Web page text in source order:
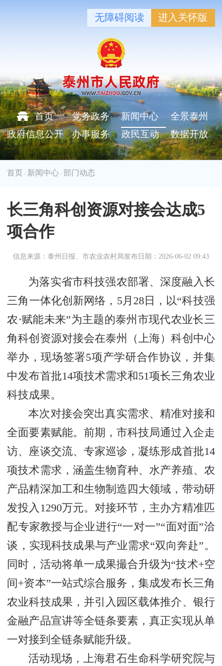
无障碍阅读 进入关怀版
首页 党务政务 新闻中心
全景泰州
政府信息公开
办事服务 政民互动 数据开放
首页 > 新闻中心 >部门动态
长三角科创资源对接会达成5
项合作
信息来源：泰州日报、市农业农村局发布日期：2026-06-02 09:43
为落实省市科技强农部署、深度融入长
三角一体化创新网络，5月28日，以“科技强
农·赋能未来”为主题的泰州市现代农业长三
角科创资源对接会在泰州（上海）科创中心
举办，现场签署5项产学研合作协议，并集
中发布首批14项技术需求和51项长三角农业
科技成果。
本次对接会突出真实需求、精准对接和
全面要素赋能。前期，市科技局通过入企走
访、座谈交流、专家巡诊，凝练形成首批14
项技术需求，涵盖生物育种、水产养殖、农
产品精深加工和生物制造四大领域，带动研
发投入1290万元。 对接环节，主办方精准匹
配专家教授与企业进行“一对一”“面对面”洽
谈，实现科技成果与产业需求“双向奔赴”。
同时，活动将单一成果撮合升级为“技术+空
间+资本”一站式综合服务，集成发布长三角
农业科技成果，并引入园区载体推介、银行
金融产品宣讲等全链条要素，真正实现从单
一对接到全链条赋能升级。
活动现场，上海君石生命科学研究院与